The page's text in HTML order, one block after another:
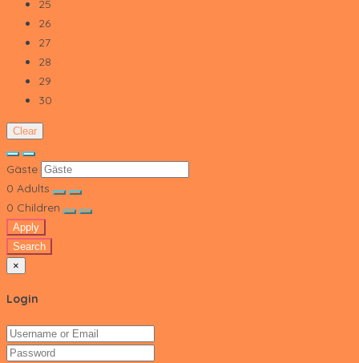
25
26
27
28
29
30
Clear
Gäste
0 Adults
0 Children
Apply
Search
×
Login